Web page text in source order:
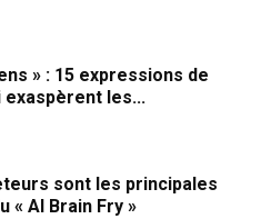
» : 15 expressions de
exaspèrent les...
sont les principales
« AI Brain Fry »